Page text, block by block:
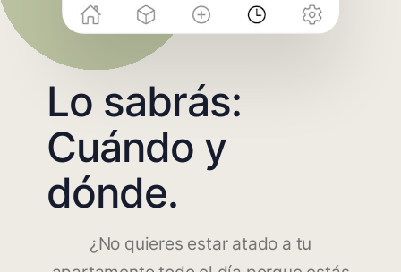
Lo sabrás:
Cuándo y
dónde.
¿No quieres estar atado a tu